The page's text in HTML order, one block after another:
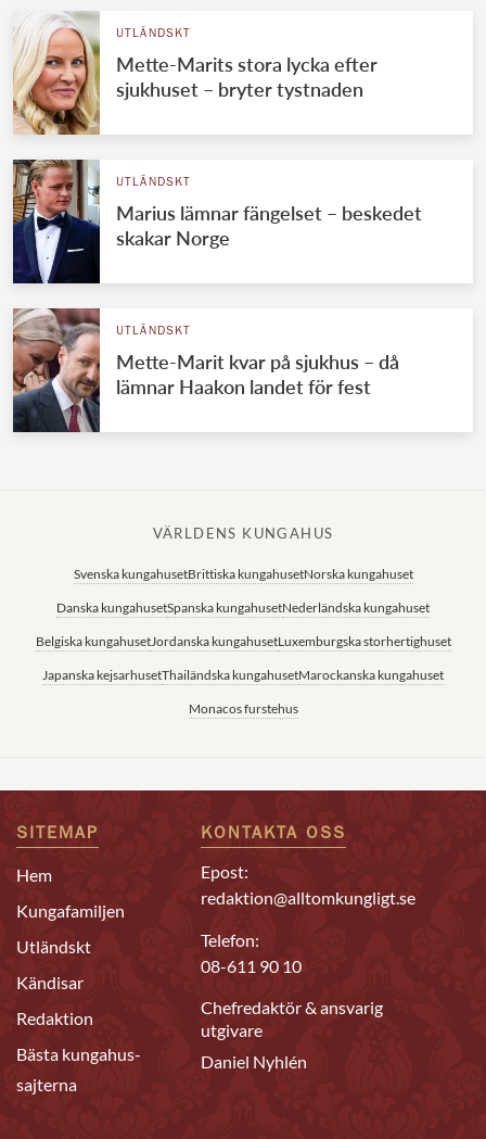
UTLÄNDSKT
Mette-Marits stora lycka efter
sjukhuset – bryter tystnaden
UTLÄNDSKT
Marius lämnar fängelset – beskedet
skakar Norge
UTLÄNDSKT
Mette-Marit kvar på sjukhus – då
lämnar Haakon landet för fest
VÄRLDENS KUNGAHUS
Svenska kungahusetBrittiska kungahusetNorska kungahuset
Danska kungahusetSpanska kungahusetNederländska kungahuset
Belgiska kungahusetJordanska kungahusetLuxemburgska storhertighuset
Japanska kejsarhusetThailändska kungahusetMarockanska kungahuset
Monacos furstehus
SITEMAP
Hem
Kungafamiljen
Utländskt
Kändisar
Redaktion
Bästa kungahus-
sajterna
KONTAKTA OSS
Epost:
redaktion@alltomkungligt.se
Telefon:
08-611 90 10
Chefredaktör & ansvarig
utgivare
Daniel Nyhlén